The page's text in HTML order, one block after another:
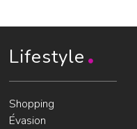
Lifestyle
Shopping
Évasion